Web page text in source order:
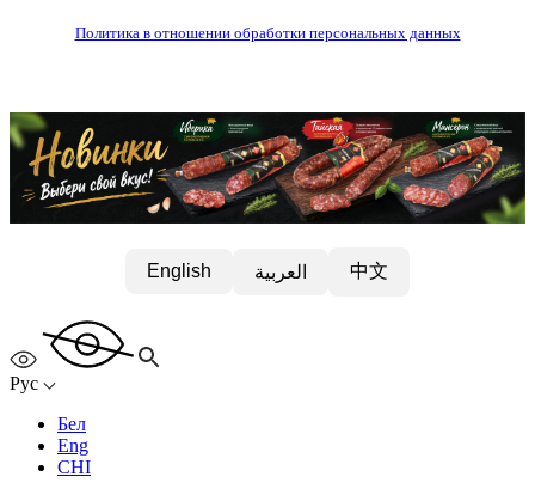
Политика в отношении обработки персональных данных
English العربية 中文
Рус
Бел
Eng
CHI